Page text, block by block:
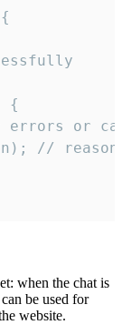
{
errors or
//
when the chat is
be used for
website.